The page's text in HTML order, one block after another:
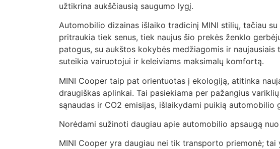
užtikrina aukščiausią saugumo lygį.
Automobilio dizainas išlaiko tradicinį MINI stilių, tačiau
pritraukia tiek senus, tiek naujus šio prekės ženklo
patogus, su aukštos kokybės medžiagomis ir naujausiais
suteikia vairuotojui ir keleiviams maksimalų komfortą.
MINI Cooper taip pat orientuotas į ekologiją, atitinka
draugiškas aplinkai. Tai pasiekiama per pažangius
sąnaudas ir CO2 emisijas, išlaikydami puikią automobilio
Norėdami sužinoti daugiau apie automobilio apsaugą
MINI Cooper yra daugiau nei tik transporto priemonė;